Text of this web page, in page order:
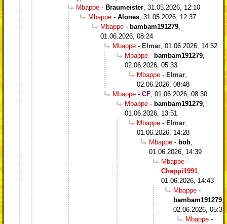
Mbappe - Braumeister 31.05.2026, 12:10
Mbappe - Alones 31.05.2026, 12:37
Mbappe - bambam191279
01.06.2026, 08:24
Mbappe - Elmar 01.06.2026, 14:52
Mbappe - bambam191279
02.06.2026, 05:33
Mbappe - Elmar
02.06.2026, 08:48
Mbappe - CF 01.06.2026, 08:30
Mbappe - bambam191279
01.06.2026, 13:51
Mbappe - Elmar
01.06.2026, 14:28
Mbappe - bob
01.06.2026, 14:39
Mbappe -
Chappi1991
01.06.2026, 14:43
Mbappe -
bambam191279
02.06.2026, 05:37
Mbappe -